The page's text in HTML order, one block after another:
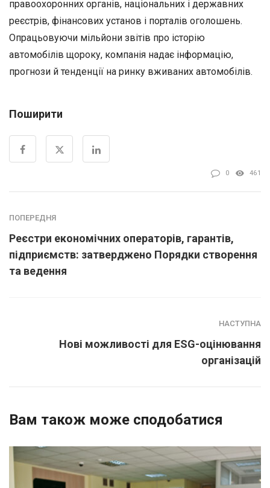
правоохоронних органів, національних і державних
реєстрів, фінансових установ і порталів оголошень.
Опрацьовуючи мільйони звітів про історію
автомобілів щороку, компанія надає інформацію,
прогнози й тенденції на ринку вживаних автомобілів.
Поширити
0 461
ПОПЕРЕДНЯ
Реєстри економічних операторів, гарантів,
підприємств: затверджено Порядки створення
та ведення
НАСТУПНА
Нові можливості для ESG-оцінювання
організацій
Вам також може сподобатися